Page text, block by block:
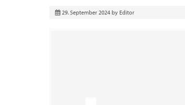
29. September 2024 by Editor